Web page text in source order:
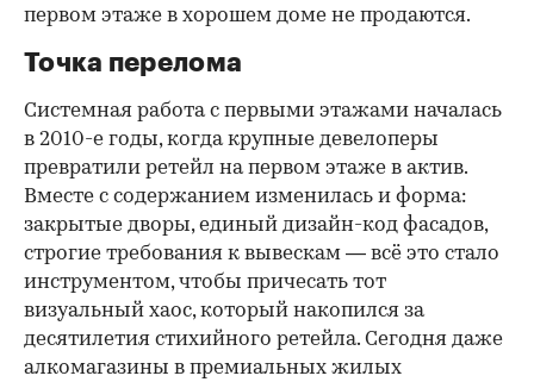
первом этаже в хорошем доме не продаются.
Точка перелома
Системная работа с первыми этажами началась
в 2010-е годы, когда крупные девелоперы
превратили ретейл на первом этаже в актив.
Вместе с содержанием изменилась и форма:
закрытые дворы, единый дизайн-код фасадов,
строгие требования к вывескам — всё это стало
инструментом, чтобы причесать тот
визуальный хаос, который накопился за
десятилетия стихийного ретейла. Сегодня даже
алкомагазины в премиальных жилых